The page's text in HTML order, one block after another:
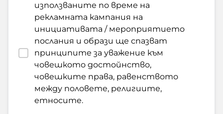
използваните по време на
рекламната кампания на
инициативата / мероприятието
послания и образи ще спазват
принципите за уважение към
човешкото достойнство,
човешките права, равенството
между половете, религиите,
етносите.